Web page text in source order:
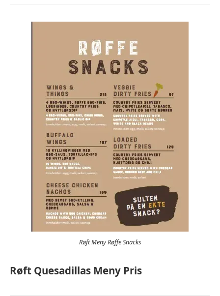
Røft Meny Røffe Snacks
Røft Quesadillas Meny Pris